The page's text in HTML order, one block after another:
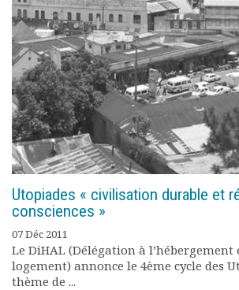
Offres d’emploi
Forum
Actualités
Nous contacter
Utopiades « civilisation durable et
consciences »
07 Déc 2011
Le DiHAL (Délégation à l’hébergement
logement) annonce le 4ème cycle des
thème de ...